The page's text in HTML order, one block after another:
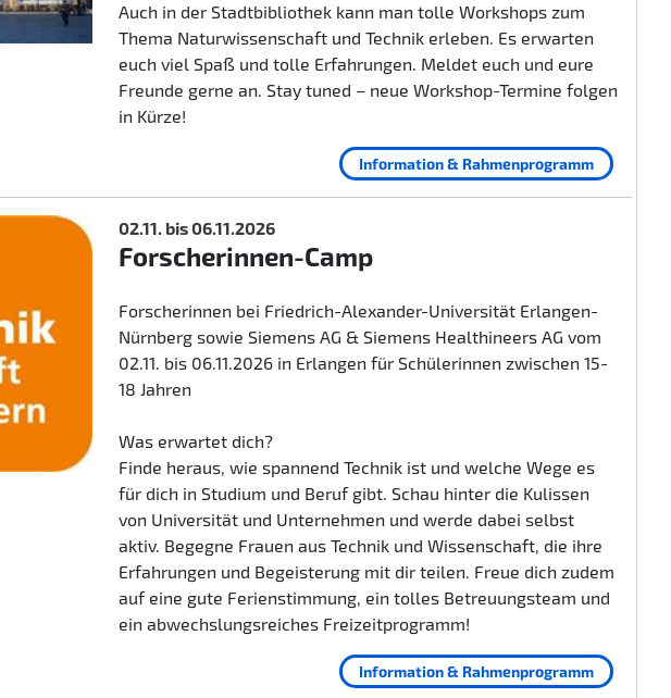
Auch in der Stadtbibliothek kann man tolle Workshops zum
Thema Naturwissenschaft und Technik erleben. Es erwarten
euch viel Spaß und tolle Erfahrungen. Meldet euch und eure
Freunde gerne an. Stay tuned – neue Workshop-Termine folgen
in Kürze!
Information & Rahmenprogramm
02.11. bis 06.11.2026
Forscherinnen-Camp
Forscherinnen bei Friedrich-Alexander-Universität Erlangen-
Nürnberg sowie Siemens AG & Siemens Healthineers AG vom
02.11. bis 06.11.2026 in Erlangen für Schülerinnen zwischen 15-
18 Jahren
Was erwartet dich?
Finde heraus, wie spannend Technik ist und welche Wege es
für dich in Studium und Beruf gibt. Schau hinter die Kulissen
von Universität und Unternehmen und werde dabei selbst
aktiv. Begegne Frauen aus Technik und Wissenschaft, die ihre
Erfahrungen und Begeisterung mit dir teilen. Freue dich zudem
auf eine gute Ferienstimmung, ein tolles Betreuungsteam und
ein abwechslungsreiches Freizeitprogramm!
Information & Rahmenprogramm